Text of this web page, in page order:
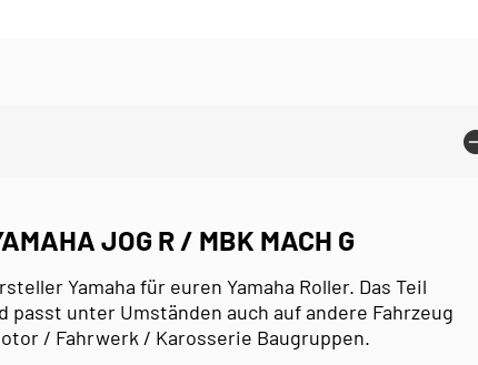
JOG R / MBK MACH G
Yamaha für euren Yamaha Roller. Das Teil
passt unter Umständen auch auf andere Fahrzeug
/ Fahrwerk / Karosserie Baugruppen.